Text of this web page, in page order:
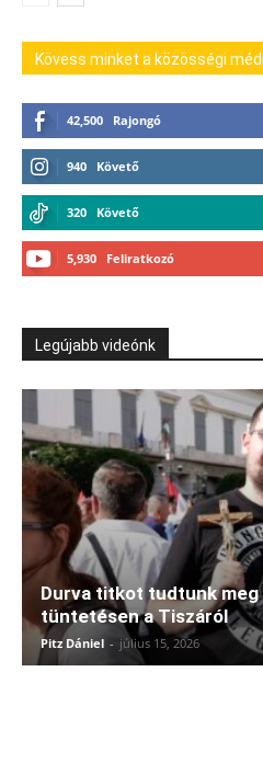
Kövess minket a közösségi
42,500 Rajongó
940 Követő
320 Követő
5,930 Feliratkozó
Legújabb videónk
Durva titkot tudtunk meg
tüntetésen a Tiszáról
Pitz Dániel - július 15, 2026